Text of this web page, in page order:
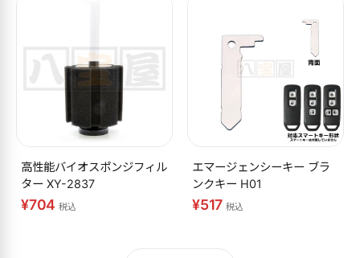
高性能バイオスポンジフィル
ター XY-2837
¥704税込
エマージェンシーキー ブラ
ンクキー H01
¥517税込